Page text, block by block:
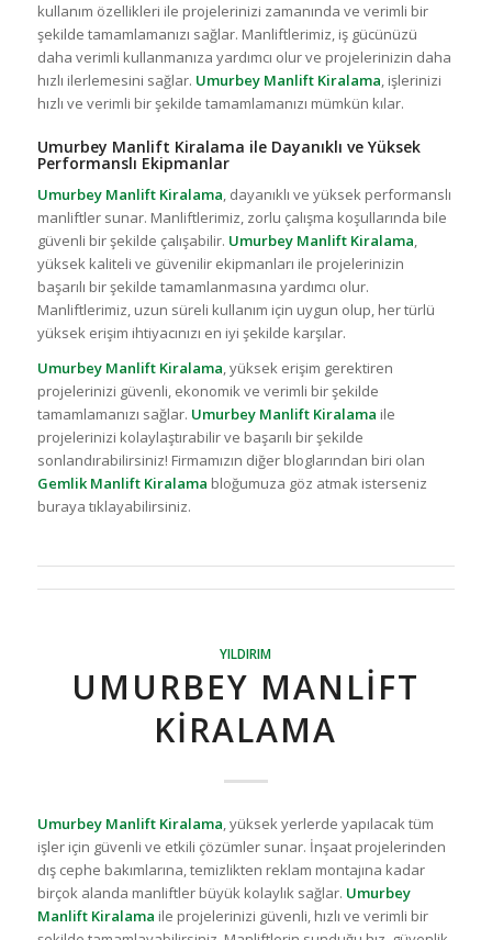
kullanım özellikleri ile projelerinizi zamanında ve verimli bir
şekilde tamamlamanızı sağlar. Manliftlerimiz, iş gücünüzü
daha verimli kullanmanıza yardımcı olur ve projelerinizin daha
hızlı ilerlemesini sağlar. Umurbey Manlift Kiralama, işlerinizi
hızlı ve verimli bir şekilde tamamlamanızı mümkün kılar.
Umurbey Manlift Kiralama ile Dayanıklı ve Yüksek
Performanslı Ekipmanlar
Umurbey Manlift Kiralama, dayanıklı ve yüksek performanslı
manliftler sunar. Manliftlerimiz, zorlu çalışma koşullarında bile
güvenli bir şekilde çalışabilir. Umurbey Manlift Kiralama,
yüksek kaliteli ve güvenilir ekipmanları ile projelerinizin
başarılı bir şekilde tamamlanmasına yardımcı olur.
Manliftlerimiz, uzun süreli kullanım için uygun olup, her türlü
yüksek erişim ihtiyacınızı en iyi şekilde karşılar.
Umurbey Manlift Kiralama, yüksek erişim gerektiren
projelerinizi güvenli, ekonomik ve verimli bir şekilde
tamamlamanızı sağlar. Umurbey Manlift Kiralama ile
projelerinizi kolaylaştırabilir ve başarılı bir şekilde
sonlandırabilirsiniz! Firmamızın diğer bloglarından biri olan
Gemlik Manlift Kiralama bloğumuza göz atmak isterseniz
buraya tıklayabilirsiniz.
YILDIRIM
UMURBEY MANLIFT
KIRALAMA
Umurbey Manlift Kiralama, yüksek yerlerde yapılacak tüm
işler için güvenli ve etkili çözümler sunar. İnşaat projelerinden
dış cephe bakımlarına, temizlikten reklam montajına kadar
birçok alanda manliftler büyük kolaylık sağlar. Umurbey
Manlift Kiralama ile projelerinizi güvenli, hızlı ve verimli bir